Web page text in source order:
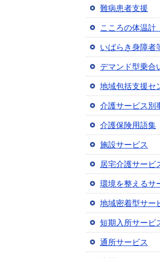
難病患者支援
こころの体温計
いばらき身障者
デマンド型乗合
地域包括支援セ
介護サービス別
介護保険用語集
施設サービス
居宅介護サービ
環境を整えるサ
地域密着型サー
短期入所サービ
通所サービス